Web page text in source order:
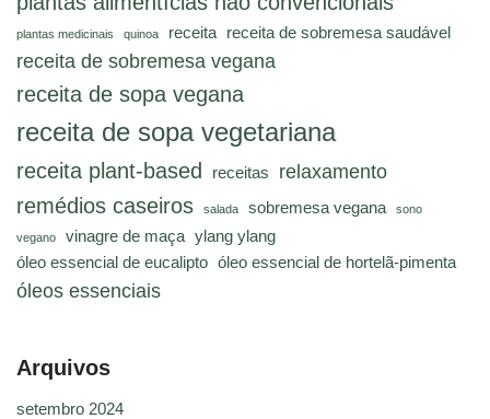
plantas medicinais quinoa receita receita de sobremesa saudável
receita de sobremesa vegana
receita de sopa vegana
receita de sopa vegetariana
receita plant-based receitas relaxamento
remédios caseiros salada sobremesa vegana sono
vegano vinagre de maça ylang ylang
óleo essencial de eucalipto óleo essencial de hortelã-pimenta
óleos essenciais
Arquivos
setembro 2024